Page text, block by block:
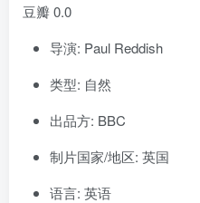
豆瓣 0.0
导演: Paul Reddish
类型: 自然
出品方: BBC
制片国家/地区: 英国
语言: 英语